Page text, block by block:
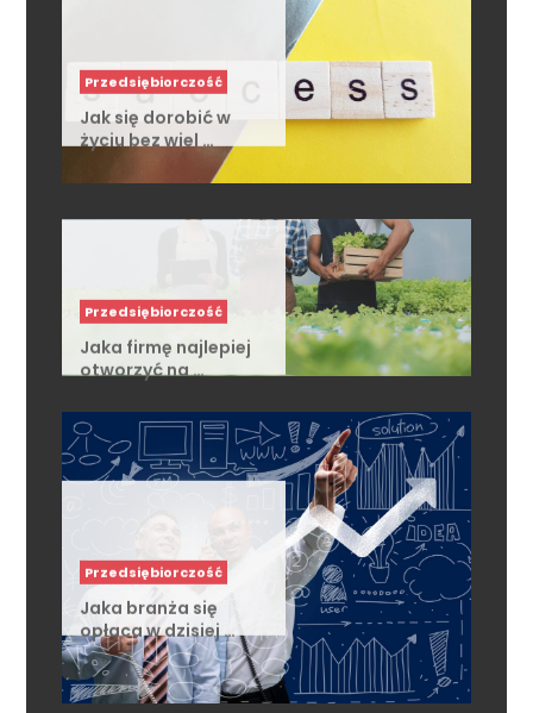
Przedsiębiorczość
Jak się dorobić w
życiu bez wiel …
Przedsiębiorczość
Jaka firmę najlepiej
otworzyć na …
Przedsiębiorczość
Jaka branża się
opłaca w dzisiej …